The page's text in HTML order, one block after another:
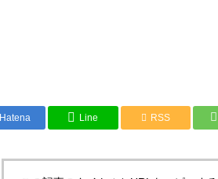
Hatena Line RSS